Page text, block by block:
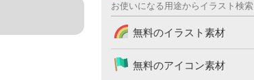
お使いになる用途からイラスト検索
無料のイラスト素材
無料のアイコン素材